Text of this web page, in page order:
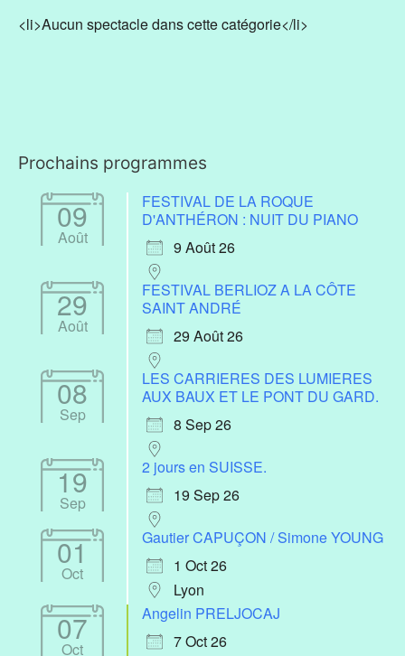
<li>Aucun spectacle dans cette catégorie</li>
Prochains programmes
09
Août
FESTIVAL DE LA ROQUE
D'ANTHÉRON : NUIT DU PIANO
9 Août 26
29
Août
FESTIVAL BERLIOZ A LA CÔTE
SAINT ANDRÉ
29 Août 26
08
Sep
LES CARRIERES DES LUMIERES
AUX BAUX ET LE PONT DU GARD.
8 Sep 26
19
Sep
2 jours en SUISSE.
19 Sep 26
01
Oct
Gautier CAPUÇON / Simone YOUNG
1 Oct 26
Lyon
07
Oct
Angelin PRELJOCAJ
7 Oct 26